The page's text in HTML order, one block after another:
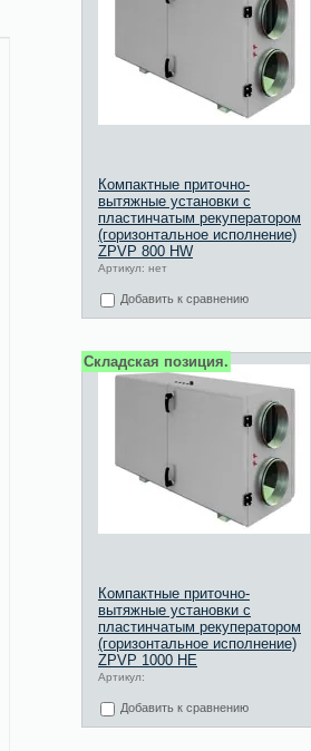
Компактные приточно-
вытяжные установки с
пластинчатым рекуператором
(горизонтальное исполнение)
ZPVP 800 HW
Артикул: нет
Добавить к сравнению
Складская позиция.
Компактные приточно-
вытяжные установки с
пластинчатым рекуператором
(горизонтальное исполнение)
ZPVP 1000 HE
Артикул:
Добавить к сравнению